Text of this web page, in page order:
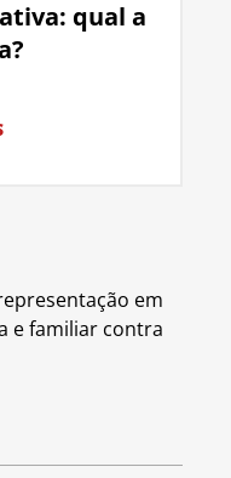
qual a
em
e familiar contra